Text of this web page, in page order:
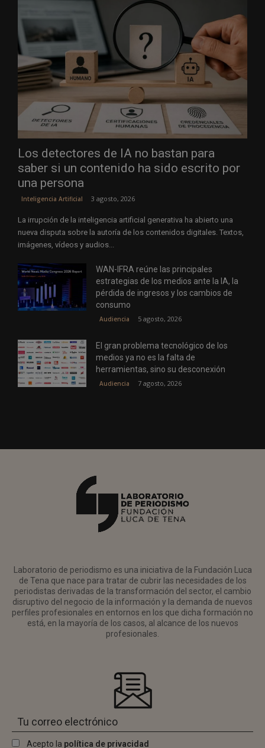
Los detectores de IA no bastan para
saber si un contenido ha sido escrito por
una persona
Inteligencia Artificial 3 agosto, 2026
La irrupción de la inteligencia artificial generativa ha abierto una
nueva disputa sobre la autoría de los contenidos digitales. Textos,
imágenes, vídeos y audios...
WAN-IFRA reúne las principales
estrategias de los medios ante la IA, la
pérdida de ingresos y los cambios de
consumo
Audiencia 5 agosto, 2026
El gran problema tecnológico de los
medios ya no es la falta de
herramientas, sino su desconexión
Audiencia 7 agosto, 2026
Laboratorio de periodismo es una iniciativa de la Fundación Luca
de Tena que nace para tratar de cubrir las necesidades de los
periodistas derivadas de la transformación del sector, el cambio
disruptivo del negocio de la información y la demanda de nuevos
perfiles profesionales en entornos en los que dicha formación no
está, en la mayoría de los casos, al alcance de los nuevos
profesionales.
Acepto la política de privacidad